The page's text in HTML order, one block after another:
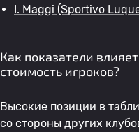
50 L. Кинтана
I. Maggi (Sportivo
Как показатели
стоимость игроков?
Высокие позиции в
со стороны других